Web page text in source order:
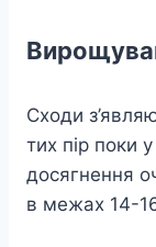
Сходи
тих пір поки
досягнення
в межах 14-